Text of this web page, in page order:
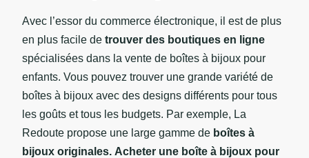
Avec l’essor du commerce électronique, il est de plus
en plus facile de trouver des boutiques en ligne
spécialisées dans la vente de boîtes à bijoux pour
enfants. Vous pouvez trouver une grande variété de
boîtes à bijoux avec des designs différents pour tous
les goûts et tous les budgets. Par exemple, La
Redoute propose une large gamme de boîtes à
bijoux originales. Acheter une boîte à bijoux pour